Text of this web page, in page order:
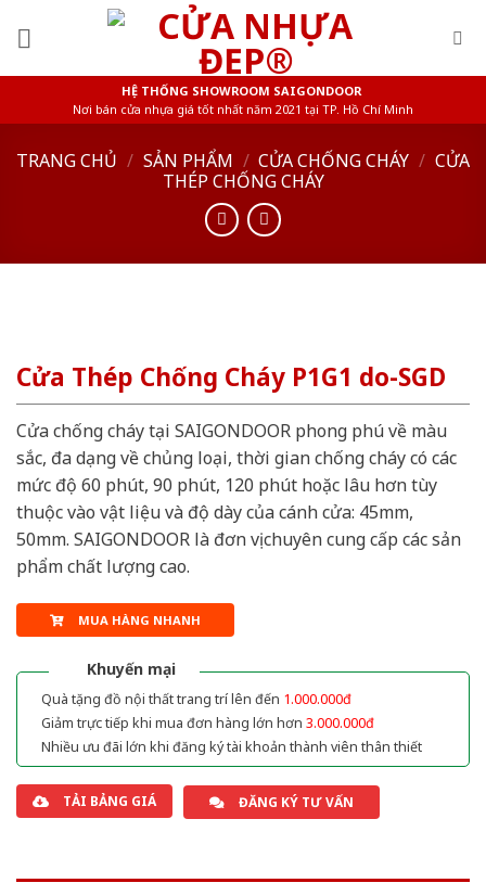
HỆ THỐNG SHOWROOM SAIGONDOOR
Nơi bán cửa nhựa giá tốt nhất năm 2021 tại TP. Hồ Chí Minh
TRANG CHỦ / SẢN PHẨM / CỬA CHỐNG CHÁY / CỬA
THÉP CHỐNG CHÁY
Cửa Thép Chống Cháy P1G1 do-SGD
Cửa chống cháy tại SAIGONDOOR phong phú về màu
sắc, đa dạng về chủng loại, thời gian chống cháy có các
mức độ 60 phút, 90 phút, 120 phút hoặc lâu hơn tùy
thuộc vào vật liệu và độ dày của cánh cửa: 45mm,
50mm. SAIGONDOOR là đơn vị chuyên cung cấp các sản
phẩm chất lượng cao.
MUA HÀNG NHANH
Khuyến mại
Quà tặng đồ nội thất trang trí lên đến 1.000.000đ
Giảm trực tiếp khi mua đơn hàng lớn hơn 3.000.000đ
Nhiều ưu đãi lớn khi đăng ký tài khoản thành viên thân thiết
TẢI BẢNG GIÁ ĐĂNG KÝ TƯ VẤN